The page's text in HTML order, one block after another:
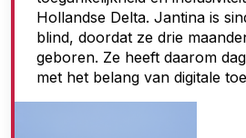
n
g
Hollandse Delta. Jantina is
blind, doordat ze drie
geboren. Ze heeft daarom
met het belang van digitale